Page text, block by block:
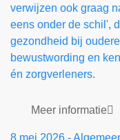
verwijzen ook graag
eens onder de schil',
gezondheid bij
bewustwording en
én zorgverleners.
Meer informatie
8 mei 2026 -